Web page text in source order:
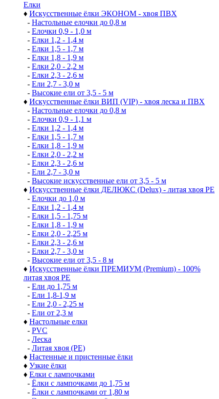
Елки
♦ Искусственные ёлки ЭКОНОМ - хвоя ПВХ
- Настольные елочки до 0,8 м
- Елочки 0,9 - 1,0 м
- Елки 1,2 - 1,4 м
- Елки 1,5 - 1,7 м
- Елки 1,8 - 1,9 м
- Елки 2,0 - 2,2 м
- Елки 2,3 - 2,6 м
- Ели 2,7 - 3,0 м
- Высокие ели от 3,5 - 5 м
♦ Искусственные ёлки ВИП (VIP) - хвоя леска и ПВХ
- Настольные елочки до 0,8 м
- Елочки 0,9 - 1,1 м
- Елки 1,2 - 1,4 м
- Елки 1,5 - 1,7 м
- Елки 1,8 - 1,9 м
- Елки 2,0 - 2,2 м
- Елки 2,3 - 2,6 м
- Ели 2,7 - 3,0 м
- Высокие искусственные ели от 3,5 - 5 м
♦ Искусственные ёлки ДЕЛЮКС (Delux) - литая хвоя РЕ
- Елочки до 1,0 м
- Елки 1,2 - 1,4 м
- Елки 1,5 - 1,75 м
- Елки 1,8 - 1,9 м
- Елки 2,0 - 2,25 м
- Елки 2,3 - 2,6 м
- Елки 2,7 - 3,0 м
- Высокие ели от 3,5 - 8 м
♦ Искусственные ёлки ПРЕМИУМ (Premium) - 100%
литая хвоя РЕ
- Ели до 1,75 м
- Ели 1,8-1,9 м
- Ели 2,0 - 2,25 м
- Ели от 2,3 м
♦ Настольные елки
- PVC
- Леска
- Литая хвоя (РЕ)
♦ Настенные и пристенные ёлки
♦ Узкие ёлки
♦ Елки с лампочками
- Ёлки с лампочками до 1,75 м
- Ёлки с лампочками от 1,80 м